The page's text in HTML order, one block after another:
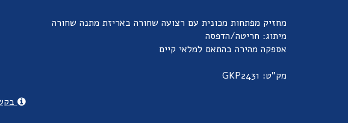
מחזיק מפתחות מכונית עם רצועה שחורה באריזת מתנה שחורה
מיתוג: חריטה/הדפסה
אספקה מהירה בהתאם למלאי קיים
מק"ט: GKP2431